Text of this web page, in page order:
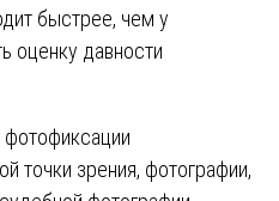
быстрее, чем у
оценку давности
фотофиксации
точки зрения, фотографии,